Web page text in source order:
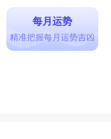
每月运势
精准把握每月运势吉凶